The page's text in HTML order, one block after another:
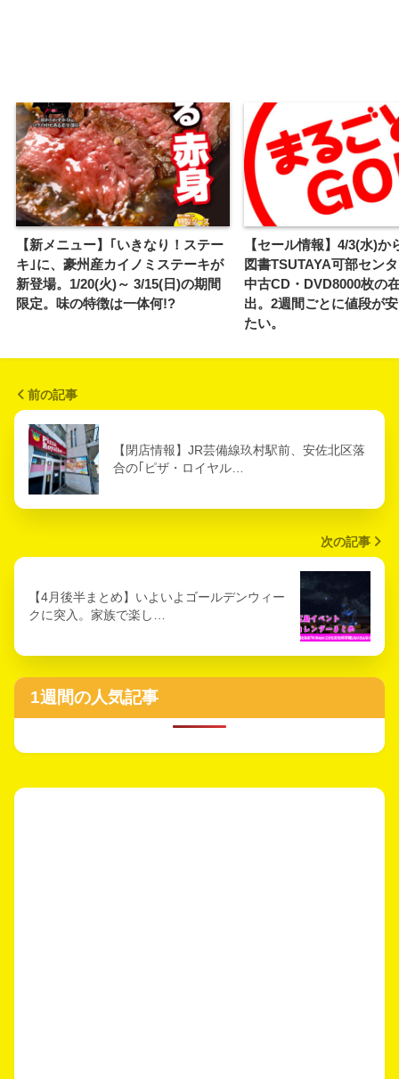
【新メニュー】｢いきなり！ステー
キ｣に、豪州産カイノミステーキが
新登場。1/20(火)～ 3/15(日)の期間
限定。味の特徴は一体何!?
【セール情報】4/3(水)か
図書TSUTAYA可部セン
中古CD・DVD8000枚の
出。2週間ごとに値段が
たい。
前の記事
【閉店情報】JR芸備線玖村駅前、安佐北区落
合の｢ピザ・ロイヤル…
次の記事
【4月後半まとめ】いよいよゴールデンウィー
クに突入。家族で楽し…
1週間の人気記事